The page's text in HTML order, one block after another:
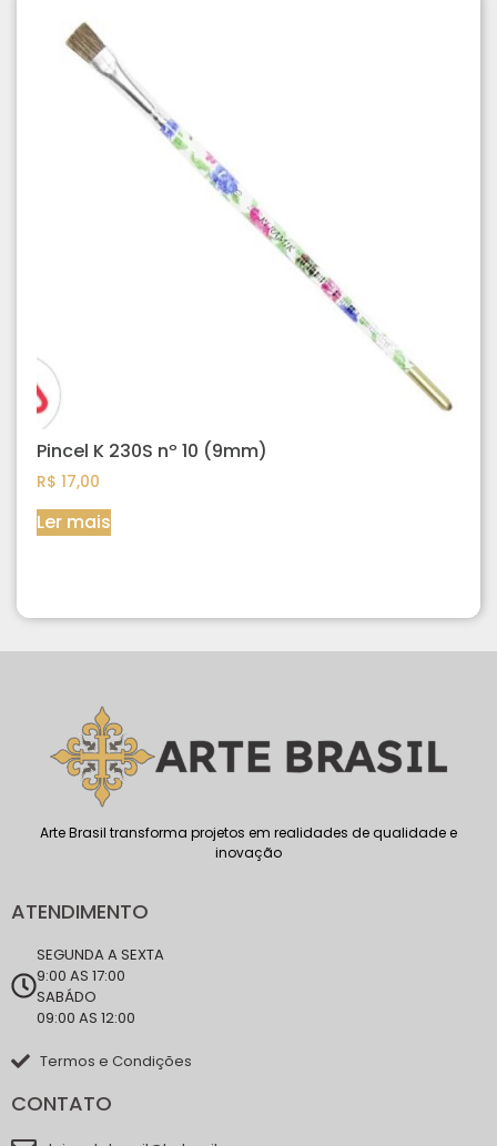
Pincel K 230S nº 10 (9mm)
R$ 17,00
Ler mais
Arte Brasil transforma projetos em realidades de qualidade e
inovação
ATENDIMENTO
SEGUNDA A SEXTA
9:00 AS 17:00
SABÁDO
09:00 AS 12:00
Termos e Condições
CONTATO